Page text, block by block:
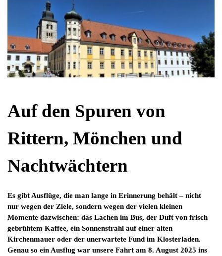
Auf den Spuren von
Rittern, Mönchen und
Nachtwächtern
Es gibt Ausflüge, die man lange in Erinnerung behält – nicht
nur wegen der Ziele, sondern wegen der vielen kleinen
Momente dazwischen: das Lachen im Bus, der Duft von frisch
gebrühtem Kaffee, ein Sonnenstrahl auf einer alten
Kirchenmauer oder der unerwartete Fund im Klosterladen.
Genau so ein Ausflug war unsere Fahrt am 8. August 2025 ins